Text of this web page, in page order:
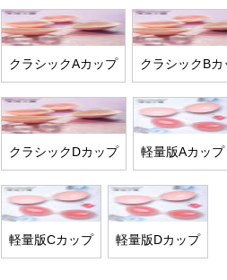
クラシックAカップ クラシックBカ
クラシックDカップ 軽量版Aカップ
軽量版Cカップ 軽量版Dカップ